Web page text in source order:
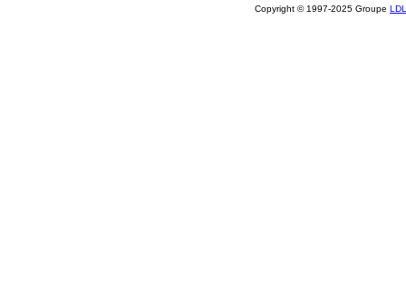
Copyright © 1997-2025 Groupe